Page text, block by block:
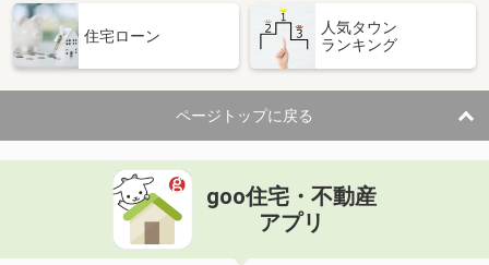
住宅ローン
人気タウン
ランキング
ページトップに戻る
goo住宅・不動産
アプリ